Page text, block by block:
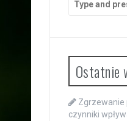
for:
Ostatnie
Zgrzewanie
czynniki